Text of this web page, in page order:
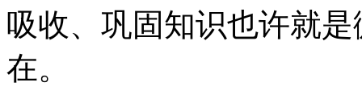
吸收、巩固知识也许就
在。